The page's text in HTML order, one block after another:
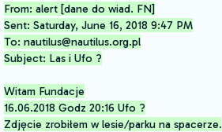
From: alert [dane do wiad. FN]
Sent: Saturday, June 16, 2018 9:47 PM
To: nautilus@nautilus.org.pl
Subject: Las i Ufo ?
Witam Fundacje
16.06.2018 Godz 20:16 Ufo ?
Zdjęcie zrobiłem w lesie/parku na spacerze.